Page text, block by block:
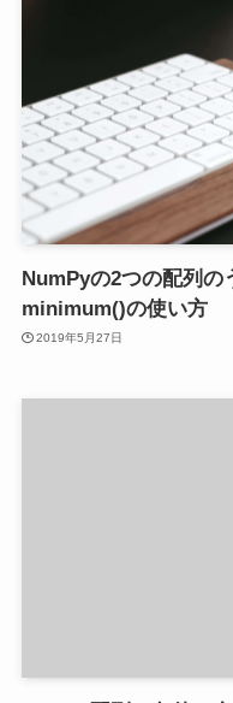
NumPyの2つの配列の
minimum()の使い方
2019年5月27日